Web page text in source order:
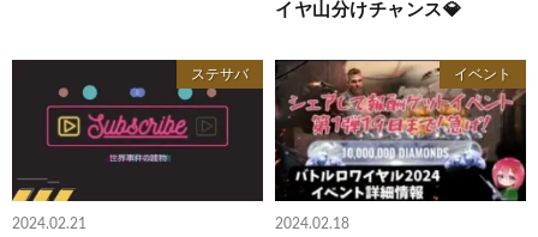
イヤ山分けチャンス💎
ステサバ
2024.02.21
イベント
2024.02.18